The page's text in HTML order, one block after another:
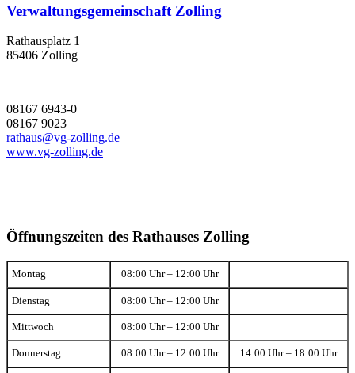
Verwaltungsgemeinschaft Zolling
Rathausplatz 1
85406 Zolling
08167 6943-0
08167 9023
rathaus@vg-zolling.de
www.vg-zolling.de
Öffnungszeiten des Rathauses Zolling
Montag 08:00 Uhr – 12:00 Uhr
Dienstag 08:00 Uhr – 12:00 Uhr
Mittwoch 08:00 Uhr – 12:00 Uhr
Donnerstag 08:00 Uhr – 12:00 Uhr 14:00 Uhr – 18:00 Uhr